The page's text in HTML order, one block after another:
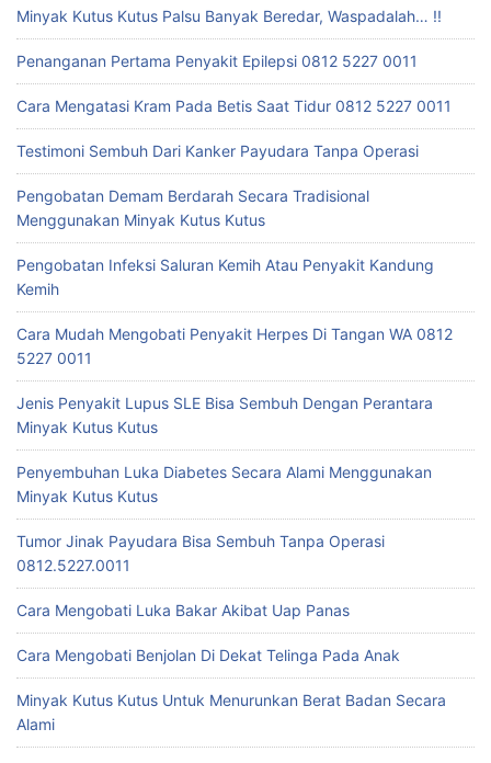
Minyak Kutus Kutus Palsu Banyak Beredar, Waspadalah… !!
Penanganan Pertama Penyakit Epilepsi 0812 5227 0011
Cara Mengatasi Kram Pada Betis Saat Tidur 0812 5227 0011
Testimoni Sembuh Dari Kanker Payudara Tanpa Operasi
Pengobatan Demam Berdarah Secara Tradisional
Menggunakan Minyak Kutus Kutus
Pengobatan Infeksi Saluran Kemih Atau Penyakit Kandung
Kemih
Cara Mudah Mengobati Penyakit Herpes Di Tangan WA 0812
5227 0011
Jenis Penyakit Lupus SLE Bisa Sembuh Dengan Perantara
Minyak Kutus Kutus
Penyembuhan Luka Diabetes Secara Alami Menggunakan
Minyak Kutus Kutus
Tumor Jinak Payudara Bisa Sembuh Tanpa Operasi
0812.5227.0011
Cara Mengobati Luka Bakar Akibat Uap Panas
Cara Mengobati Benjolan Di Dekat Telinga Pada Anak
Minyak Kutus Kutus Untuk Menurunkan Berat Badan Secara
Alami